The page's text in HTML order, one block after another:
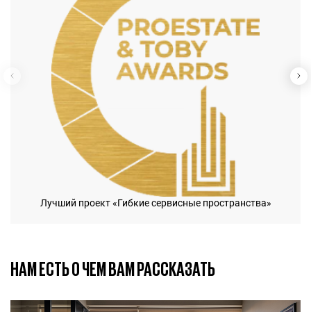
Лучший проект «Гибкие сервисные пространства»
НАМ ЕСТЬ О ЧЕМ ВАМ РАССКАЗАТЬ